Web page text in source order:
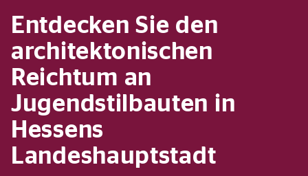
Entdecken Sie den
architektonischen
Reichtum an
Jugendstilbauten in
Hessens
Landeshauptstadt